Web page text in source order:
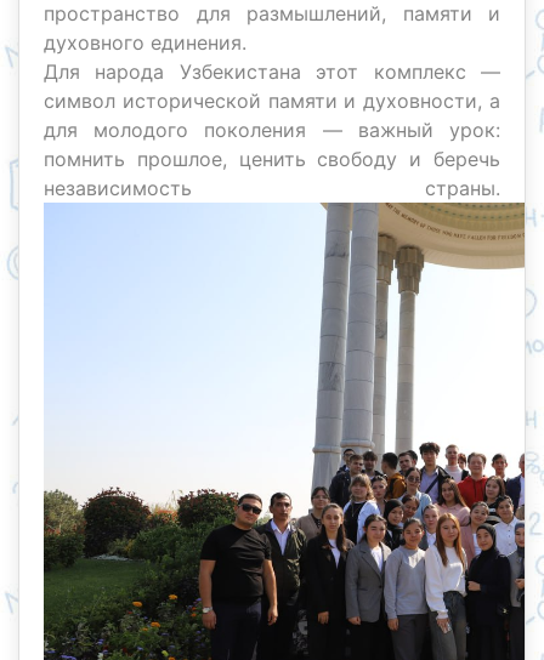
пространство для размышлений, памяти и
духовного единения.
Для народа Узбекистана этот комплекс —
символ исторической памяти и духовности, а
для молодого поколения — важный урок:
помнить прошлое, ценить свободу и беречь
независимость страны.